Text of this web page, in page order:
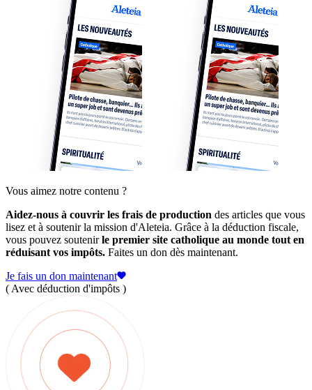
Vous aimez notre contenu ?
Aidez-nous à couvrir les frais de production des articles que vous
lisez et à soutenir la mission d'Aleteia. Grâce à la déduction fiscale,
vous pouvez soutenirle premier site catholique au monde tout en
réduisant vos impôts. Faites un don dès maintenant.
Je fais un don maintenant
( Avec déduction d'impôts )